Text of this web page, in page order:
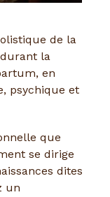
de la
la
en
psychique et
que
se dirige
dites
un